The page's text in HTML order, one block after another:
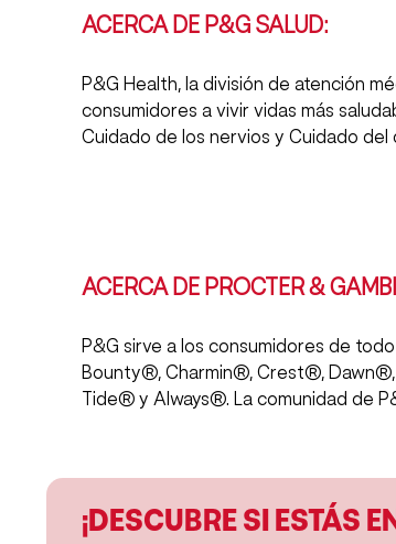
ACERCA DE P&G SALUD:
P&G Health, la división de atención
consumidores a vivir vidas más
Cuidado de los nervios y Cuidado del
ACERCA DE PROCTER &
P&G sirve a los consumidores de
Bounty®, Charmin®, Crest®,
Tide® y Always®. La comunidad de
¡DESCUBRE SI ESTÁS